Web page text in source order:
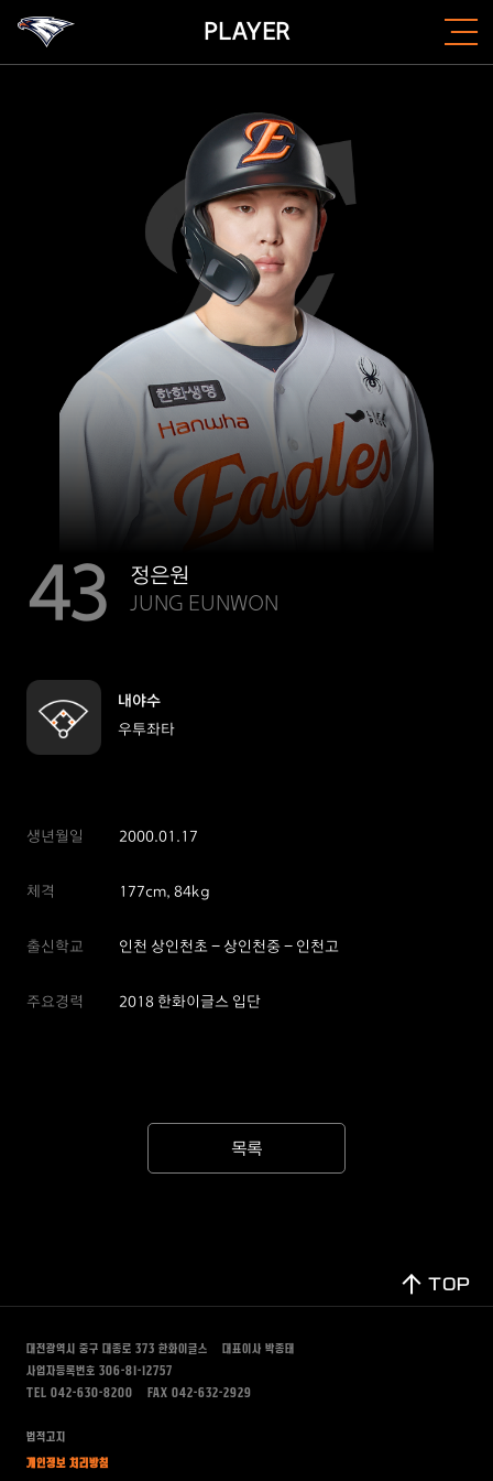
PLAYER
43
정은원
JUNG EUNWON
내야수
우투좌타
생년월일 2000.01.17
체격 177cm, 84kg
출신학교 인천 상인천초 - 상인천중 - 인천고
주요경력 2018 한화이글스 입단
목록
TOP
대전광역시 중구 대종로 373 한화이글스
대표이사 박종태
사업자등록번호 306-81-12757
TEL 042-630-8200
FAX 042-632-2929
법적고지
개인정보 처리방침